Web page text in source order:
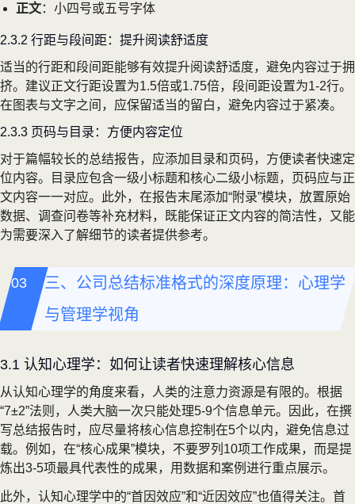
正文：小四号或五号字体
2.3.2 行距与段间距：提升阅读舒适度
适当的行距和段间距能够有效提升阅读舒适度，避免内容过于拥
挤。建议正文行距设置为1.5倍或1.75倍，段间距设置为1-2行。
在图表与文字之间，应保留适当的留白，避免内容过于紧凑。
2.3.3 页码与目录：方便内容定位
对于篇幅较长的总结报告，应添加目录和页码，方便读者快速定
位内容。目录应包含一级小标题和核心二级小标题，页码应与正
文内容一一对应。此外，在报告末尾添加“附录”模块，放置原始
数据、调查问卷等补充材料，既能保证正文内容的简洁性，又能
为需要深入了解细节的读者提供参考。
三、公司总结标准格式的深度原理：心理学
与管理学视角
3.1 认知心理学：如何让读者快速理解核心信息
从认知心理学的角度来看，人类的注意力资源是有限的。根据
“7±2”法则，人类大脑一次只能处理5-9个信息单元。因此，在撰
写总结报告时，应尽量将核心信息控制在5个以内，避免信息过
载。例如，在“核心成果”模块，不要罗列10项工作成果，而是提
炼出3-5项最具代表性的成果，用数据和案例进行重点展示。
此外，认知心理学中的“首因效应”和“近因效应”也值得关注。首